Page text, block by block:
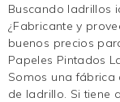
Buscando ladrillos
¿Fabricante y
buenos precios
Papeles Pintados
Somos una fábrica
de ladrillo. Si tiene